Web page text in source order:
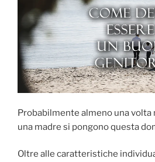
Probabilmente almeno una volta
una madre si pongono questa
Oltre alle caratteristiche